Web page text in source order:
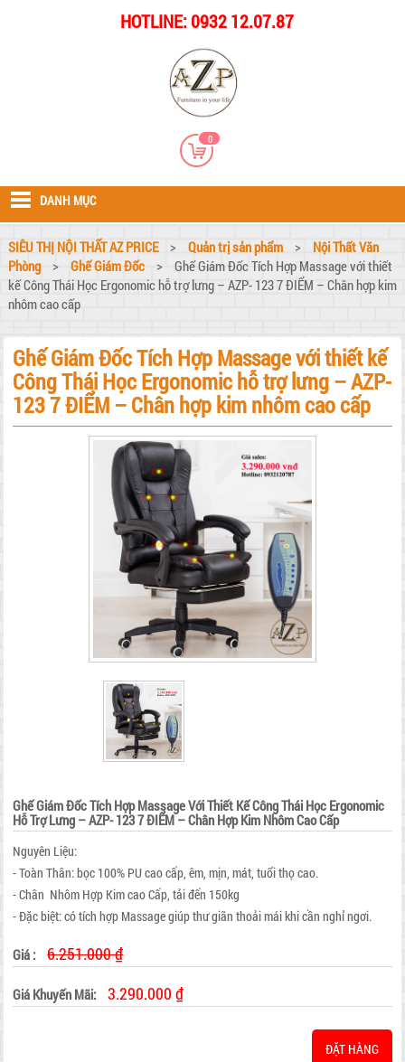
HOTLINE: 0932 12.07.87
0
DANH MỤC
SIÊU THỊ NỘI THẤT AZ PRICE > Quản trị sản phẩm >
Nội Thất Văn
Phòng
> Ghế Giám Đốc >
Ghế Giám Đốc Tích Hợp Massage với thiết
kế Công Thái Học Ergonomic hỗ trợ lưng – AZP- 123 7 ĐIỂM – Chân hợp kim
nhôm cao cấp
Ghế Giám Đốc Tích Hợp Massage với thiết kế
Công Thái Học Ergonomic hỗ trợ lưng – AZP-
123 7 ĐIỂM – Chân hợp kim nhôm cao cấp
Ghế Giám Đốc Tích Hợp Massage Với Thiết Kế Công Thái Học Ergonomic
Hỗ Trợ Lưng – AZP- 123 7 ĐIỂM – Chân Hợp Kim Nhôm Cao Cấp
Nguyên Liệu:
- Toàn Thân: bọc 100% PU cao cấp, êm, mịn, mát, tuổi thọ cao.
- Chân Nhôm Hợp Kim cao Cấp, tải đến 150kg
- Đặc biệt: có tích hợp Massage giúp thư giãn thoải mái khi cần nghỉ ngơi.
Giá : 6.251.000 ₫
Giá Khuyến Mãi: 3.290.000 ₫
ĐẶT HÀNG